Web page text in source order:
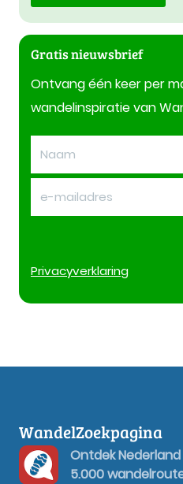
Gratis nieuwsbrief
Ontvang één keer per
wandelinspiratie van
Privacyverklaring
WandelZoekpagina
Ontdek
5.000